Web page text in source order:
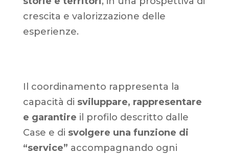
crescita e valorizzazione delle
esperienze.
Il coordinamento rappresenta la
capacità di sviluppare, rappresentare
e garantire il profilo descritto dalle
Case e di svolgere una funzione di
“service” accompagnando ogni